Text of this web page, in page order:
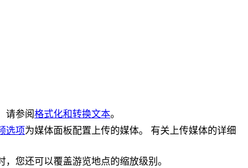
请参阅格式化和转换文本。
选项为媒体面板配置上传的媒体。 有关上传媒体的详细
您还可以覆盖游览地点的缩放级别。